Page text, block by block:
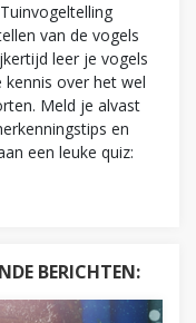
van de vogels
leer je vogels
over het wel
Meld je alvast
en
een leuke quiz:
BERICHTEN: